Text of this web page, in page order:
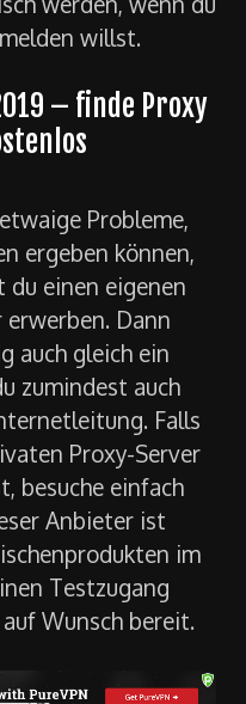
willst.
– finde Proxy
Probleme,
ergeben können,
du einen eigenen
Dann
auch gleich ein
zumindest auch
Falls
Proxy-Server
besuche einfach
Anbieter ist
im
Testzugang
Wunsch bereit.